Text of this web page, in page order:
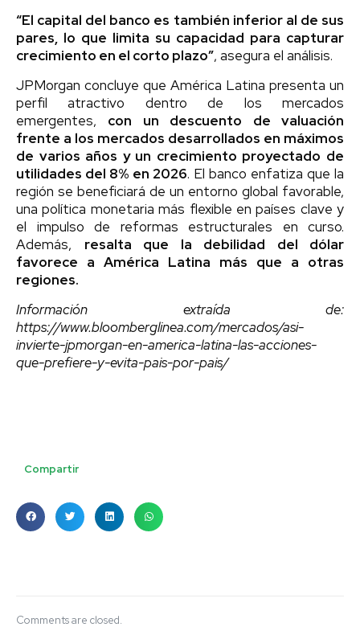
“El capital del banco es también inferior al de sus
pares, lo que limita su capacidad para capturar
crecimiento en el corto plazo”, asegura el análisis.
JPMorgan concluye que América Latina presenta un
perfil atractivo dentro de los mercados
emergentes, con un descuento de valuación
frente a los mercados desarrollados en máximos
de varios años y un crecimiento proyectado de
utilidades del 8% en 2026. El banco enfatiza que la
región se beneficiará de un entorno global favorable,
una política monetaria más flexible en países clave y
el impulso de reformas estructurales en curso.
Además, resalta que la debilidad del dólar
favorece a América Latina más que a otras
regiones.
Información extraída de:
https://www.bloomberglinea.com/mercados/asi-
invierte-jpmorgan-en-america-latina-las-acciones-
que-prefiere-y-evita-pais-por-pais/
Compartir
Comments are closed.